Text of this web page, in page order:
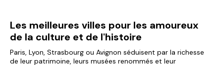
Les meilleures villes pour les amoureux
de la culture et de l'histoire
Paris, Lyon, Strasbourg ou Avignon séduisent par la richesse
de leur patrimoine, leurs musées renommés et leur